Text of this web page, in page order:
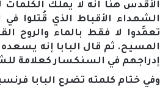
الأقدس هنا أنه لا يملك الكلمات
تعمَّدوا لا فقط بالماء والروح
المسيح. ثم قال البابا إنه
إدراجهم في السنكسار كعلامة
وفي ختام كلمته تضرع البابا